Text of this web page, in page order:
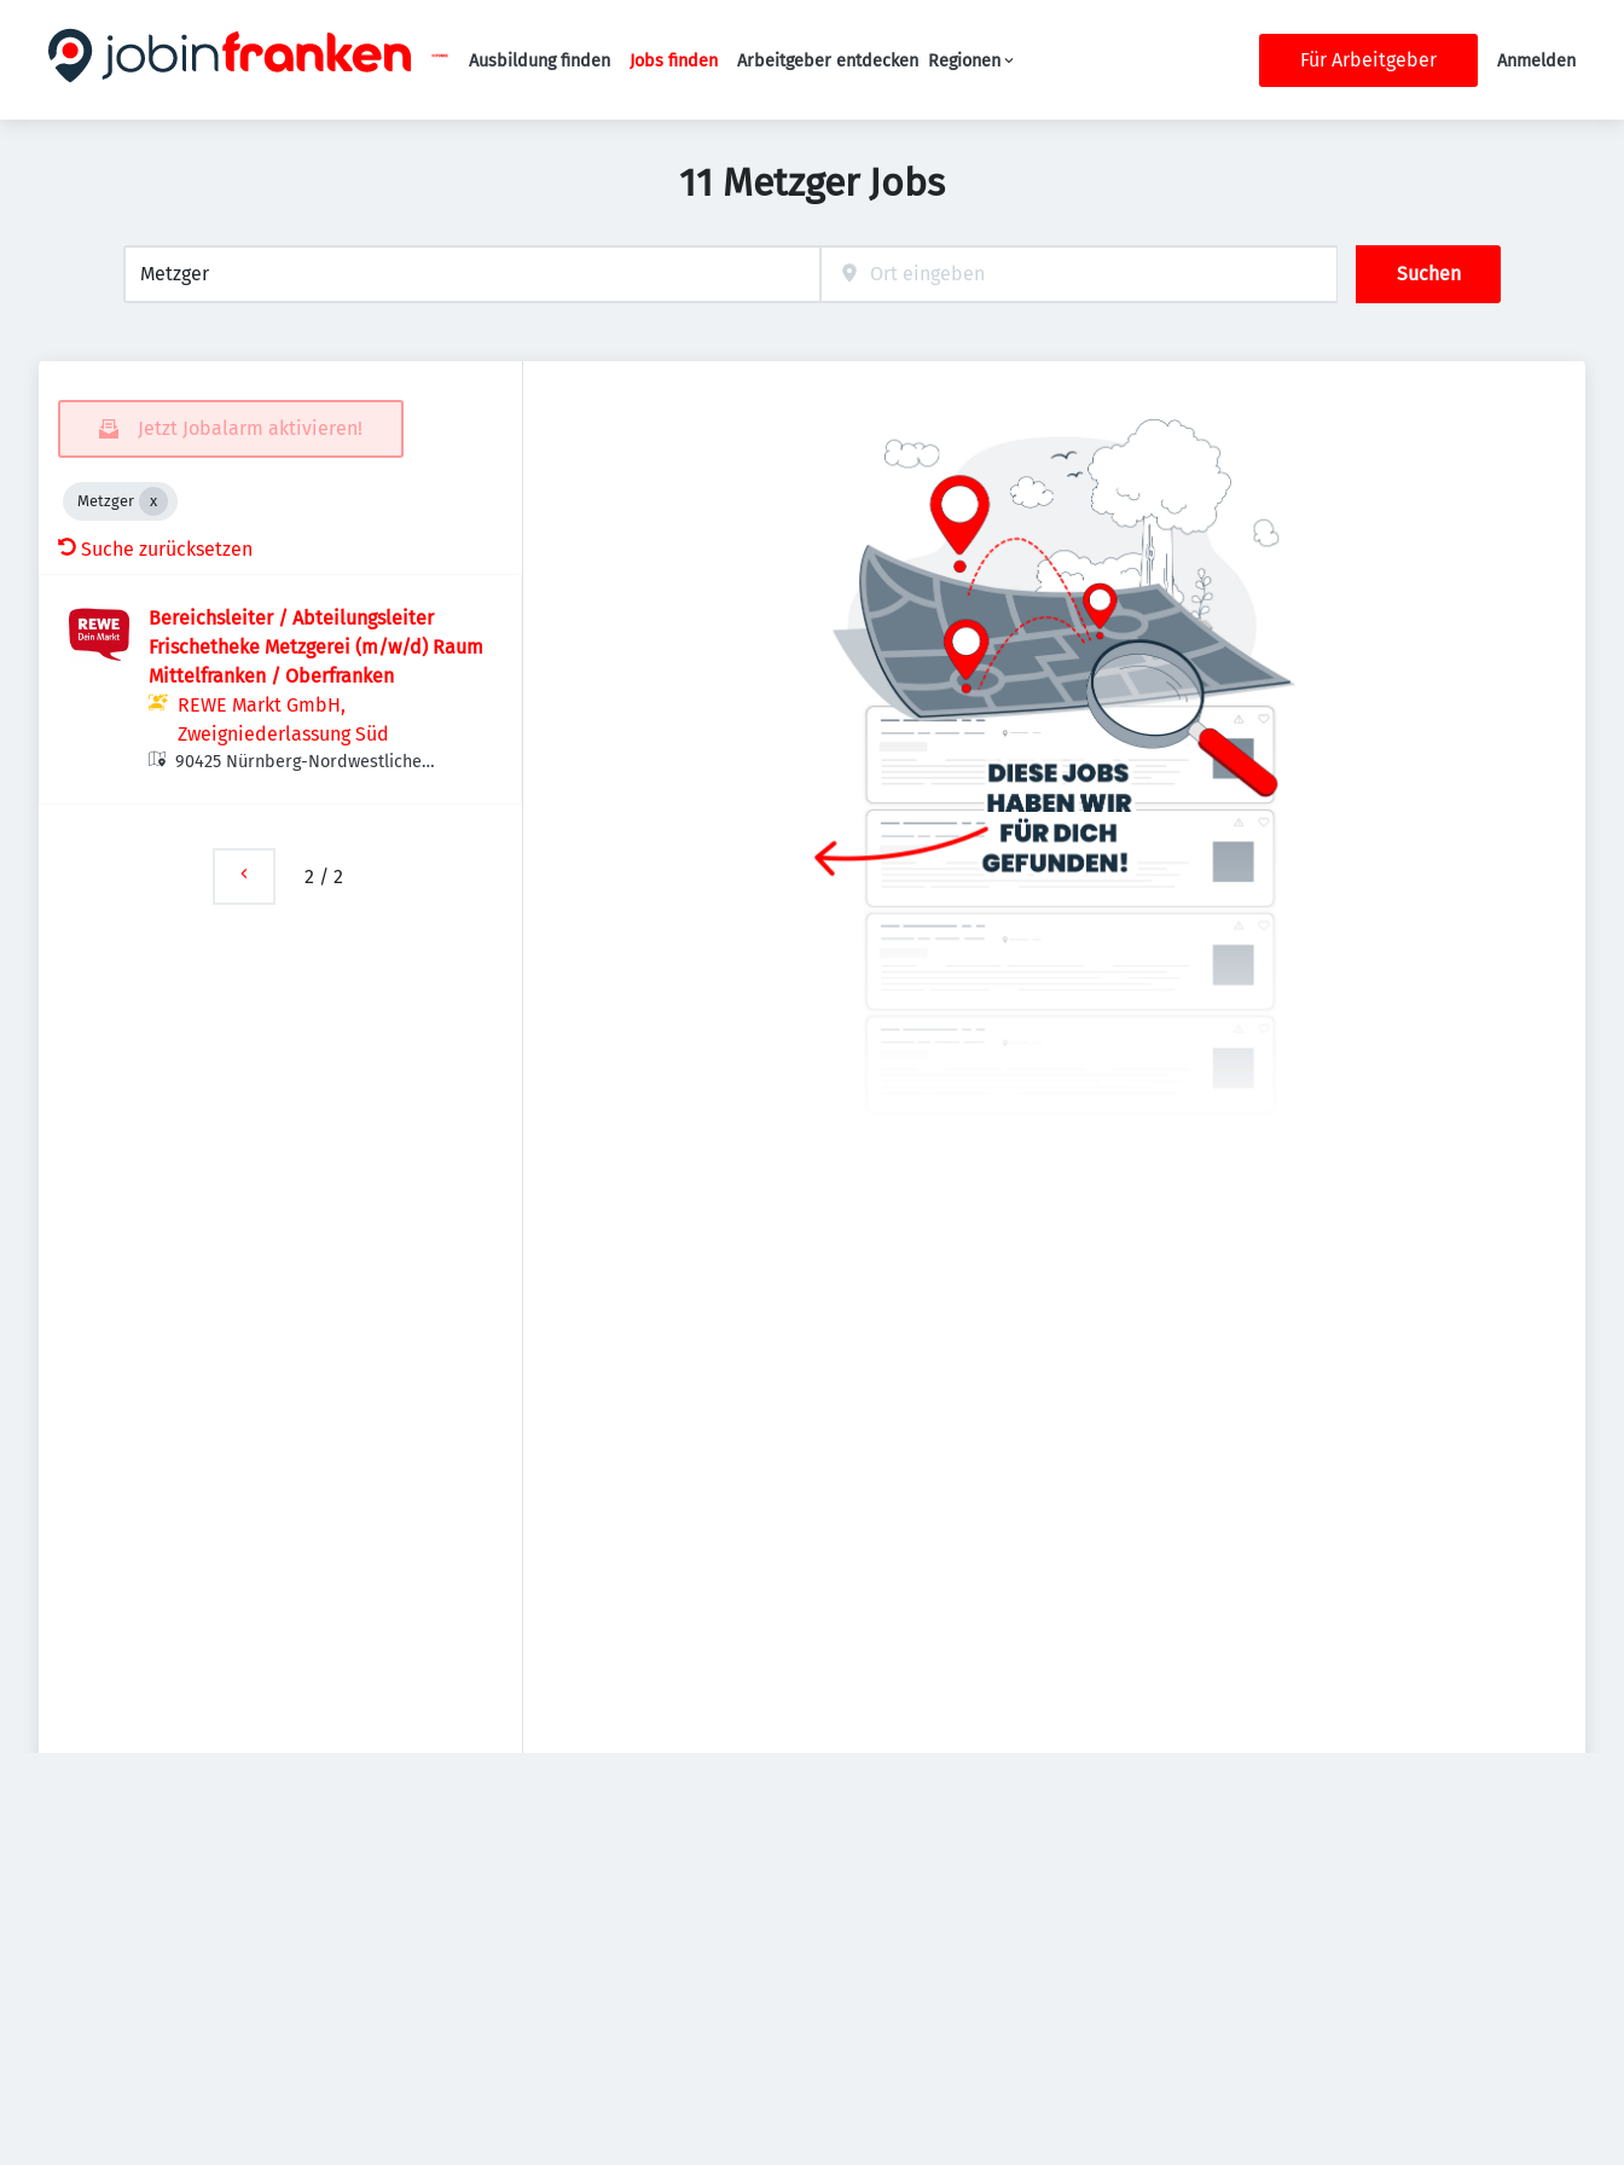
Haupt-Navigation
Ausbildung finden Jobs finden Arbeitgeber entdecken Regionen Für Arbeitgeber Anmelden
11 Metzger Jobs
Suchen
Jetzt Jobalarm aktivieren!
Metzger
Suche zurücksetzen
Bereichsleiter / Abteilungsleiter
Frischetheke Metzgerei (m/w/d) Raum
Mittelfranken / Oberfranken
REWE Markt GmbH,
Zweigniederlassung Süd
90425 Nürnberg-Nordwestliche
2 / 2